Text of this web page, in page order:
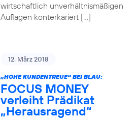
wirtschaftlich unverhältnismäßigen
Auflagen konterkariert […]
12. März 2018
„HOHE KUNDENTREUE“ BEI BLAU:
FOCUS MONEY
verleiht Prädikat
„Herausragend“